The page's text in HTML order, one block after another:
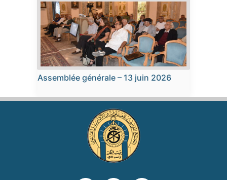
Assemblée générale – 13 juin 2026